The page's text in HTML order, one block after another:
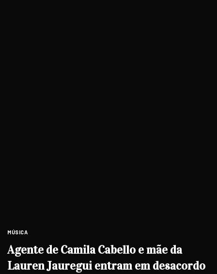
MÚSICA
Agente de Camila Cabello e mãe da
Lauren Jauregui entram em desacordo